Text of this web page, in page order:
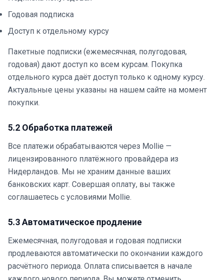
Годовая подписка
Доступ к отдельному курсу
Пакетные подписки (ежемесячная, полугодовая,
годовая) дают доступ ко всем курсам. Покупка
отдельного курса даёт доступ только к одному курсу.
Актуальные цены указаны на нашем сайте на момент
покупки.
5.2 Обработка платежей
Все платежи обрабатываются через Mollie —
лицензированного платёжного провайдера из
Нидерландов. Мы не храним данные ваших
банковских карт. Совершая оплату, вы также
соглашаетесь с условиями Mollie.
5.3 Автоматическое продление
Ежемесячная, полугодовая и годовая подписки
продлеваются автоматически по окончании каждого
расчётного периода. Оплата списывается в начале